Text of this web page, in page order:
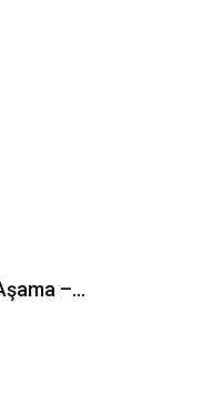
–...